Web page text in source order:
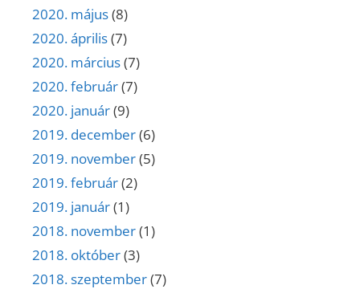
2020. május(8)
2020. április(7)
2020. március(7)
2020. február(7)
2020. január(9)
2019. december(6)
2019. november(5)
2019. február(2)
2019. január(1)
2018. november(1)
2018. október(3)
2018. szeptember(7)